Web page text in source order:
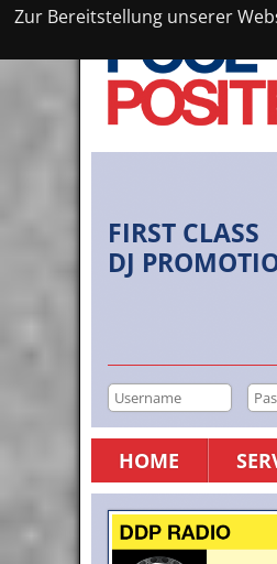
Zur Bereitstellung unserer
FIRST CLASS
DJ
HOME